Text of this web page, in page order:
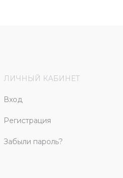
ЛИЧНЫЙ КАБИНЕТ
Вход
Регистрация
Забыли пароль?